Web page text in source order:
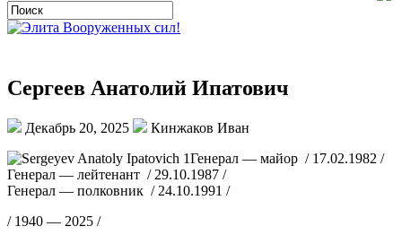
Сергеев Анатолий Ипатович
Декабрь 20, 2025
Кинжаков Иван
Генерал — майор / 17.02.1982 /
Генерал — лейтенант / 29.10.1987 /
Генерал — полковник / 24.10.1991 /
/ 1940 — 2025 /